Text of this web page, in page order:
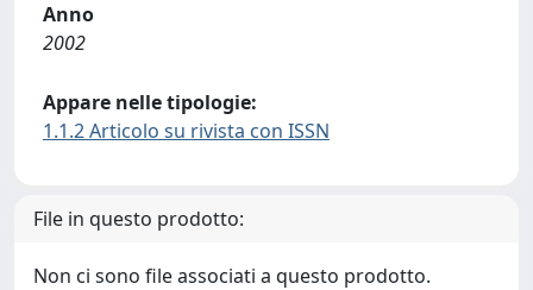
Anno
2002
Appare nelle tipologie:
1.1.2 Articolo su rivista con ISSN
File in questo prodotto:
Non ci sono file associati a questo prodotto.